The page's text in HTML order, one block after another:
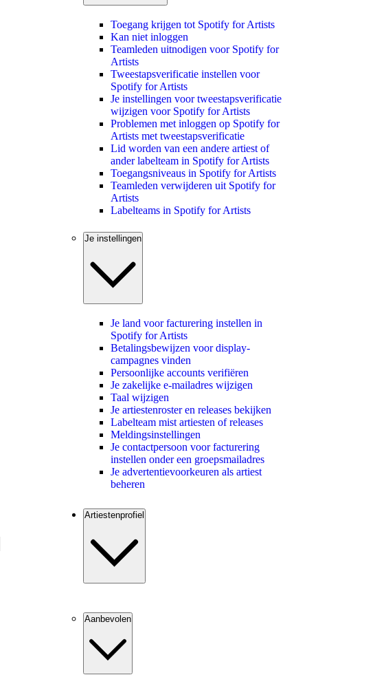
Toegang krijgen tot Spotify for Artists
Kan niet inloggen
Teamleden uitnodigen voor Spotify for
Artists
Tweestapsverificatie instellen voor
Spotify for Artists
Je instellingen voor tweestapsverificatie
wijzigen voor Spotify for Artists
Problemen met inloggen op Spotify for
Artists met tweestapsverificatie
Lid worden van een andere artiest of
ander labelteam in Spotify for Artists
Toegangsniveaus in Spotify for Artists
Teamleden verwijderen uit Spotify for
Artists
Labelteams in Spotify for Artists
Je instellingen
Je land voor facturering instellen in
Spotify for Artists
Betalingsbewijzen voor display-
campagnes vinden
Persoonlijke accounts verifiëren
Je zakelijke e-mailadres wijzigen
Taal wijzigen
Je artiestenroster en releases bekijken
Labelteam mist artiesten of releases
Meldingsinstellingen
Je contactpersoon voor facturering
instellen onder een groepsmailadres
Je advertentievoorkeuren als artiest
beheren
Artiestenprofiel
Aanbevolen